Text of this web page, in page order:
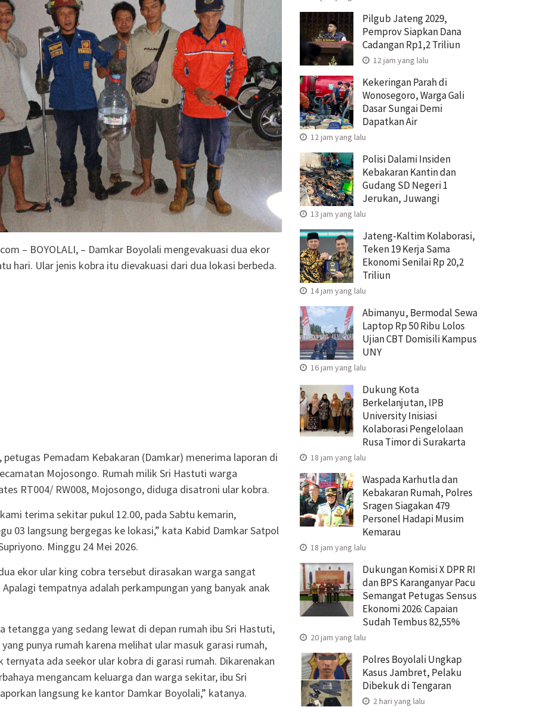
Kebakaran
SD Negeri 1
Teken 19
Senilai Rp 20,2
Sewa Laptop Rp
CBT Domisili
– BOYOLALI, – Damkar Boyolali mengevakuasi dua ekor
hari. Ular jenis kobra itu dievakuasi dari dua lokasi berbeda.
petugas Pemadam Kebakaran (Damkar) menerima laporan di
Mojosongo. Rumah milik Sri Hastuti warga
RT004/ RW008, Mojosongo, diduga disatroni ular kobra.
terima sekitar pukul 12.00, pada Sabtu kemarin,
03 langsung bergegas ke lokasi,” kata Kabid Damkar Satpol
Minggu 24 Mei 2026.
ekor ular king cobra tersebut dirasakan warga sangat
tempatnya adalah perkampungan yang banyak anak
tetangga yang sedang lewat di depan rumah ibu Sri Hastuti,
punya rumah karena melihat ular masuk garasi rumah,
ternyata ada seekor ular kobra di garasi rumah. Dikarenakan
mengancam keluarga dan warga sekitar, ibu Sri
langsung ke kantor Damkar Boyolali,” katanya.
Pilgub Jateng 2029,
Pemprov Siapkan Dana
Cadangan Rp1,2 Triliun
12 jam yang lalu
Kekeringan Parah di
Wonosegoro, Warga Gali
Dasar Sungai Demi
Dapatkan Air
12 jam yang lalu
Polisi Dalami Insiden
Kebakaran Kantin dan
Gudang SD Negeri 1
Jerukan, Juwangi
13 jam yang lalu
Jateng-Kaltim Kolaborasi,
Teken 19 Kerja Sama
Ekonomi Senilai Rp 20,2
Triliun
14 jam yang lalu
Abimanyu, Bermodal Sewa
Laptop Rp 50 Ribu Lolos
Ujian CBT Domisili Kampus
UNY
16 jam yang lalu
Dukung Kota
Berkelanjutan, IPB
University Inisiasi
Kolaborasi Pengelolaan
Rusa Timor di Surakarta
18 jam yang lalu
Waspada Karhutla dan
Kebakaran Rumah, Polres
Sragen Siagakan 479
Personel Hadapi Musim
Kemarau
18 jam yang lalu
Dukungan Komisi X DPR RI
dan BPS Karanganyar Pacu
Semangat Petugas Sensus
Ekonomi 2026: Capaian
Sudah Tembus 82,55%
20 jam yang lalu
Polres Boyolali Ungkap
Kasus Jambret, Pelaku
Dibekuk di Tengaran
2 hari yang lalu